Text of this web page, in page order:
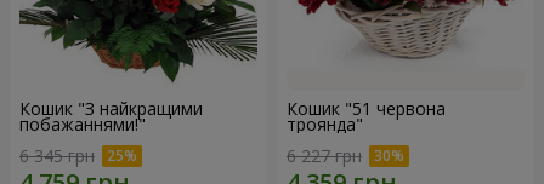
Кошик "З найкращими
побажаннями!"
6 345 грн
Кошик "51 червона
троянда"
6 227 грн